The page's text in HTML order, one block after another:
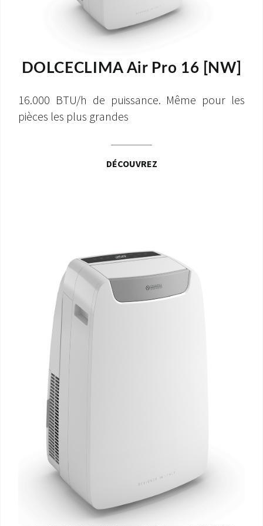
DOLCECLIMA Air Pro 16 [NW]
16.000 BTU/h de puissance. Même pour les
pièces les plus grandes
DÉCOUVREZ